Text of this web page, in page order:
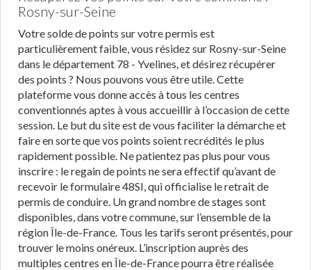
Rosny-sur-Seine
Votre solde de points sur votre permis est
particulièrement faible, vous résidez sur Rosny-sur-Seine
dans le département 78 - Yvelines, et désirez récupérer
des points ? Nous pouvons vous être utile. Cette
plateforme vous donne accès à tous les centres
conventionnés aptes à vous accueillir à l’occasion de cette
session. Le but du site est de vous faciliter la démarche et
faire en sorte que vos points soient recrédités le plus
rapidement possible. Ne patientez pas plus pour vous
inscrire : le regain de points ne sera effectif qu’avant de
recevoir le formulaire 48SI, qui officialise le retrait de
permis de conduire. Un grand nombre de stages sont
disponibles, dans votre commune, sur l’ensemble de la
région Île-de-France. Tous les tarifs seront présentés, pour
trouver le moins onéreux. L’inscription auprès des
multiples centres en Île-de-France pourra être réalisée